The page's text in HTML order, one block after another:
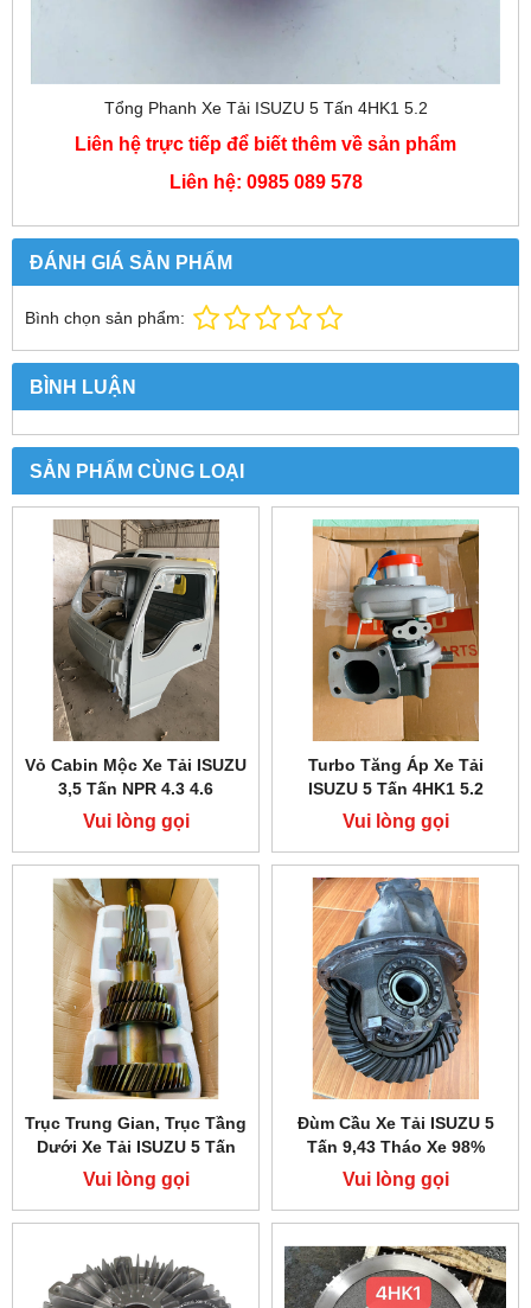
Tổng Phanh Xe Tải ISUZU 5 Tấn 4HK1 5.2
Liên hệ trực tiếp để biết thêm về sản phẩm
Liên hệ: 0985 089 578
ĐÁNH GIÁ SẢN PHẨM
Bình chọn sản phẩm:
BÌNH LUẬN
SẢN PHẨM CÙNG LOẠI
Vỏ Cabin Mộc Xe Tải ISUZU
3,5 Tấn NPR 4.3 4.6
Vui lòng gọi
Turbo Tăng Áp Xe Tải
ISUZU 5 Tấn 4HK1 5.2
Vui lòng gọi
Trục Trung Gian, Trục Tầng
Dưới Xe Tải ISUZU 5 Tấn
4HK1
Vui lòng gọi
Đùm Cầu Xe Tải ISUZU 5
Tấn 9,43 Tháo Xe 98%
Vui lòng gọi